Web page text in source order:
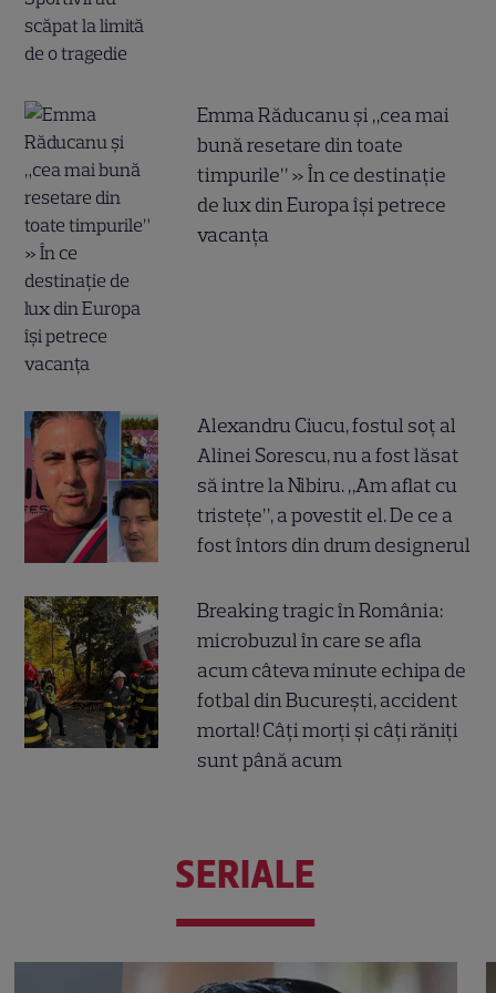
Emma Răducanu și „cea mai
bună resetare din toate
timpurile” » În ce destinație
de lux din Europa își petrece
vacanța
Alexandru Ciucu, fostul soț al
Alinei Sorescu, nu a fost lăsat
să intre la Nibiru. „Am aflat cu
tristețe”, a povestit el. De ce a
fost întors din drum designerul
Breaking tragic în România:
microbuzul în care se afla
acum câteva minute echipa de
fotbal din București, accident
mortal! Câți morți și câți răniți
sunt până acum
SERIALE